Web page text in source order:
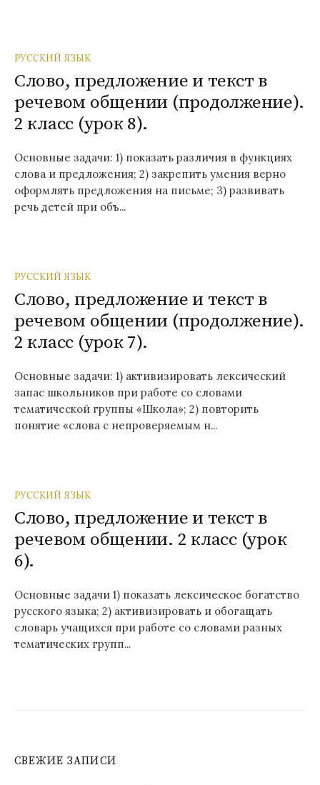
РУССКИЙ ЯЗЫК
Слово, предложение и текст в
речевом общении (продолжение).
2 класс (урок 8).
Основные задачи: 1) показать различия в функциях
слова и предложения; 2) закрепить умения верно
оформлять предложения на письме; 3) развивать
речь детей при объ...
РУССКИЙ ЯЗЫК
Слово, предложение и текст в
речевом общении (продолжение).
2 класс (урок 7).
Основные задачи: 1) активизировать лексический
запас школьников при работе со словами
тематической группы «Школа»; 2) повторить
понятие «слова с непроверяемым н...
РУССКИЙ ЯЗЫК
Слово, предложение и текст в
речевом общении. 2 класс (урок
6).
Основные задачи 1) показать лексическое богатство
русского языка; 2) активизировать и обогащать
словарь учащихся при работе со словами разных
тематических групп...
СВЕЖИЕ ЗАПИСИ